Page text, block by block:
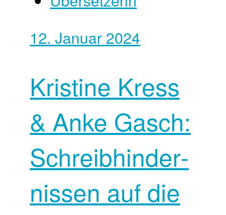
12. Januar 2024
Kristine Kress
& Anke Gasch:
Schreib­hinder­
nissen auf die